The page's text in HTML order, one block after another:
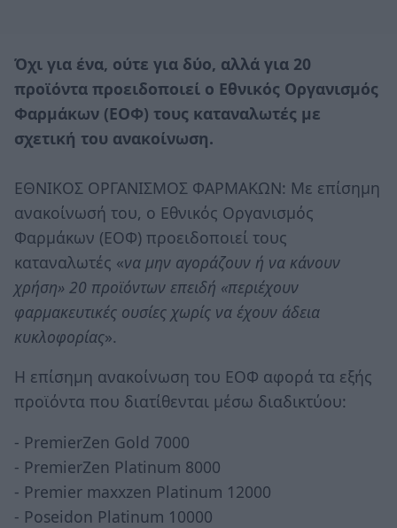
Όχι για ένα, ούτε για δύο, αλλά για 20
προϊόντα προειδοποιεί ο Εθνικός Οργανισμός
Φαρμάκων (ΕΟΦ) τους καταναλωτές με
σχετική του ανακοίνωση.
ΕΘΝΙΚΟΣ ΟΡΓΑΝΙΣΜΟΣ ΦΑΡΜΑΚΩΝ: Με επίσημη
ανακοίνωσή του, ο Εθνικός Οργανισμός
Φαρμάκων (ΕΟΦ) προειδοποιεί τους
καταναλωτές «να μην αγοράζουν ή να κάνουν
χρήση» 20 προϊόντων επειδή «περιέχουν
φαρμακευτικές ουσίες χωρίς να έχουν άδεια
κυκλοφορίας».
Η επίσημη ανακοίνωση του ΕΟΦ αφορά τα εξής
προϊόντα που διατίθενται μέσω διαδικτύου:
- PremierZen Gold 7000
- PremierZen Platinum 8000
- Premier maxxzen Platinum 12000
- Poseidon Platinum 10000